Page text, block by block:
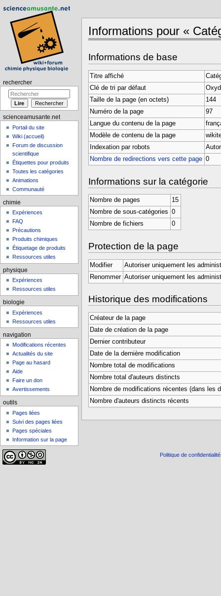
Informations pour «
Informations de base
Titre affiché
Clé de tri par défaut
Taille de la page (en octets)
144
Numéro de la page
97
Langue du contenu de la page
Modèle de contenu de la page
Indexation par robots
Nombre de redirections vers cette page 0
Informations sur la catégorie
Nombre de pages
15
Nombre de sous-catégories 0
Nombre de fichiers
0
Protection de la page
Modifier
Autoriser uniquement les
Renommer Autoriser uniquement les
Historique des modifications
Créateur de la page
Date de création de la page
Dernier contributeur
Date de la dernière modification
Nombre total de modifications
Nombre total d'auteurs distincts
Nombre de modifications récentes (dans les
Nombre d'auteurs distincts récents
rechercher
scienceamusante.net
Portail du site
Wiki (accueil)
Forum de discussion
scientifique
Étiquettes pour produits
Toutes les catégories
Animations
Communauté
chimie
Expériences
FAQ
Précautions
Produits chimiques
Étiquetage de produits
Ressources utiles
physique
Expériences
Ressources utiles
biologie
Expériences
Ressources utiles
navigation
Modifications récentes
Actualités du site
Page au hasard
Aide
Faire un don
Avertissements
outils
Pages liées
Suivi des pages liées
Pages spéciales
Information sur la page
Politique de confidentialité